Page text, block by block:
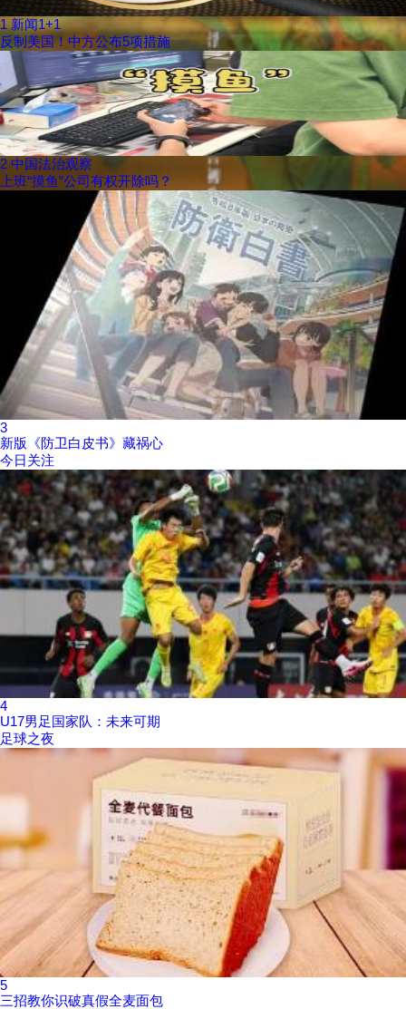
1 新闻1+1
反制美国！中方公布5项措施
2 中国法治观察
上班“摸鱼”公司有权开除吗？
3
新版《防卫白皮书》藏祸心
今日关注
4
U17男足国家队：未来可期
足球之夜
5
三招教你识破真假全麦面包